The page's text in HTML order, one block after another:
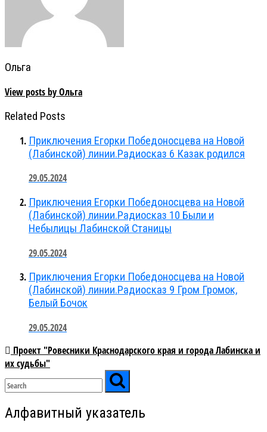
Ольга
View posts by Ольга
Related Posts
Приключения Егорки Победоносцева на Новой
(Лабинской) линии.Радиосказ 6 Казак родился
29.05.2024
Приключения Егорки Победоносцева на Новой
(Лабинской) линии.Радиосказ 10 Были и
Небылицы Лабинской Станицы
29.05.2024
Приключения Егорки Победоносцева на Новой
(Лабинской) линии.Радиосказ 9 Гром Громок,
Белый Бочок
29.05.2024
Проект "Ровесники Краснодарского края и города Лабинска и
их судьбы"
Алфавитный указатель